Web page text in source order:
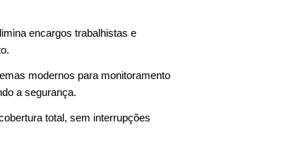
encargos trabalhistas e
modernos para monitoramento
a segurança.
total, sem interrupções